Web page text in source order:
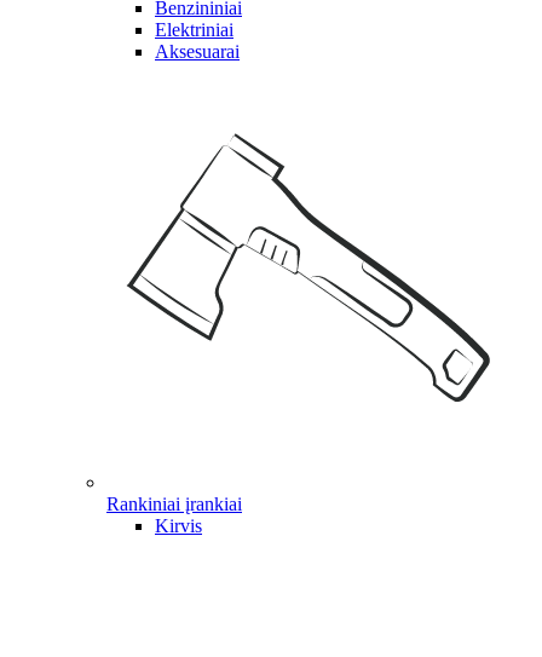
Benzininiai
Elektriniai
Aksesuarai
Rankiniai įrankiai
Kirvis